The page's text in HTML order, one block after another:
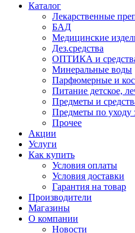
Каталог
Лекарственные
БАД
Медицинские
Дез.средства
ОПТИКА и средства
Минеральные воды
Парфюмерные и
Питание детское,
Предметы и
Предметы по уходу
Прочее
Акции
Услуги
Как купить
Условия оплаты
Условия доставки
Гарантия на товар
Производители
Магазины
О компании
Новости